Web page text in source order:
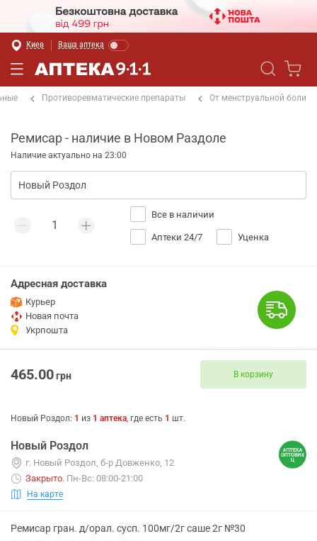
Киев Ваша аптека
Противоревматические препараты От менструальной боли
Ремисар - наличие в Новом Раздоле
Наличие актуально на 23:00
Все в наличии
Аптеки 24/7 Уценка
Адресная доставка
Курьер
Новая почта
Укрпошта
465.00грн В корзину
Новый Роздол: 1 из 1 аптека, где есть 1 шт.
Новый Роздол
г. Новый Роздол, б-р Довженко, 12
Закрыто. Пн-Вс: 08:00-21:00
На карте
Ремисар гран. д/орал. сусп. 100мг/2г саше 2г №30